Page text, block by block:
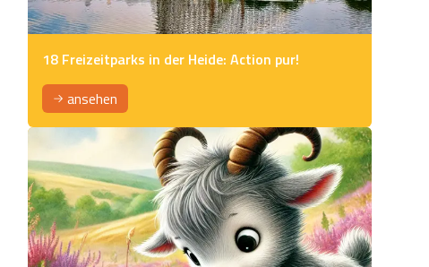
18 Freizeitparks in der Heide: Action pur!
ansehen